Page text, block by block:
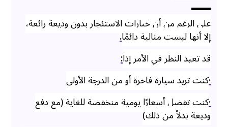
على الرغم من أن خيارات الاستئجار بدون وديعة رائعة،
إلا أنها ليست مثالية دائمًا.
قد تعيد النظر في الأمر إذا:
·كنت تريد سيارة فاخرة أو من الدرجة الأولى
·كنت تفضل أسعارًا يومية منخفضة للغاية (مع دفع
وديعة بدلاً من ذلك)